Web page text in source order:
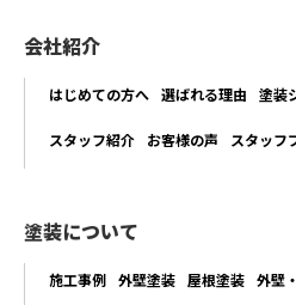
会社紹介
はじめての方へ 選ばれる理由 塗装
スタッフ紹介 お客様の声 スタッフ
塗装について
施工事例 外壁塗装 屋根塗装 外壁